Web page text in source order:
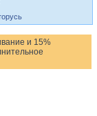
и 15%